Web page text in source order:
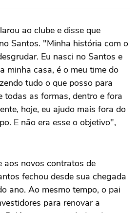
ao clube e disse que
Santos. "Minha história com o
Eu nasci no Santos e
minha casa, é o meu time do
tudo o que posso para
todas as formas, dentro e fora
hoje, eu ajudo mais fora do
E não era esse o objetivo",
aos novos contratos de
fechou desde sua chegada
ano. Ao mesmo tempo, o pai
para renovar a